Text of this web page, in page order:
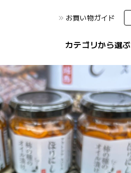
お買い物ガイド
カテゴリから選ぶ